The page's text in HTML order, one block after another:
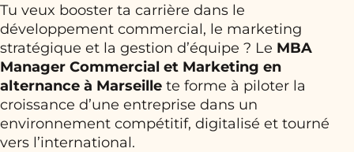
Tu veux booster ta carrière dans le
développement commercial, le marketing
stratégique et la gestion d’équipe ? Le MBA
Manager Commercial et Marketing en
alternance à Marseille te forme à piloter la
croissance d’une entreprise dans un
environnement compétitif, digitalisé et tourné
vers l’international.